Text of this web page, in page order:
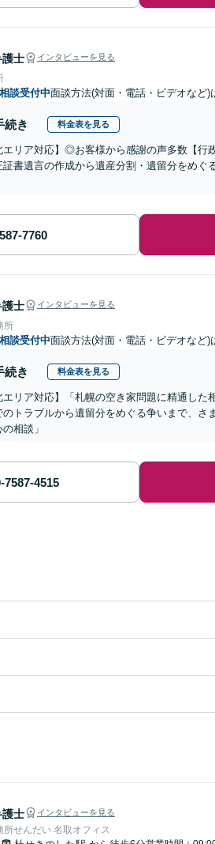
護士 インタビューを見る
談受付中面談方法(対面・電話・ビデオなど)
続き 料金表を見る
エリア対応】◎お客様から感謝の声多数【
書遺言の作成から遺産分割・遺留分をめ
護士 インタビューを見る
所
談受付中面談方法(対面・電話・ビデオなど)
続き 料金表を見る
エリア対応】「札幌の空き家問題に精通し
トラブルから遺留分をめぐる争いまで、
相談」
護士 インタビューを見る
せんだい 名取オフィス